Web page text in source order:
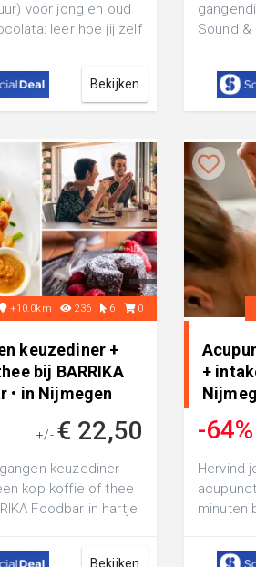
voor jong en oud
leer hoe jij zelf
Bekijken
Sound &
+10.0km 236 6 0
keuzediner +
bij BARRIKA
• in Nijmegen
+/- € 22,50
keuzediner
kop koffie of thee
Foodbar in hartje
Bekijken
+
-64%
Hervind
minuten